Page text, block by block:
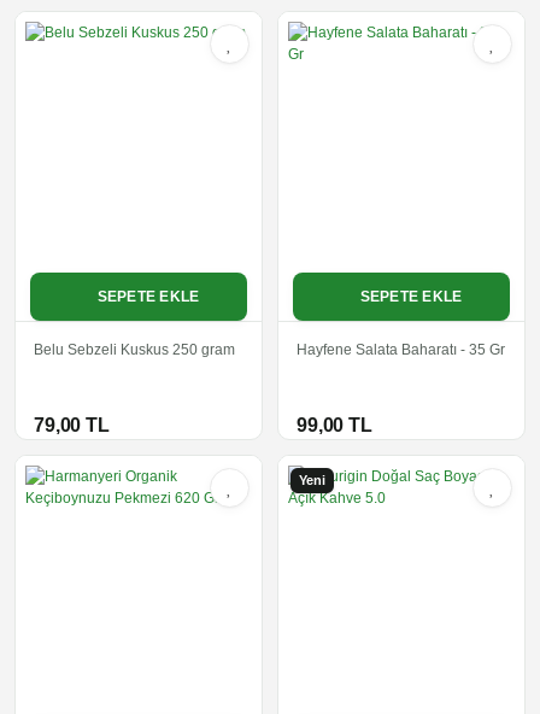
SEPETE EKLE
Belu Sebzeli Kuskus 250 gram
79,00 TL
SEPETE EKLE
Hayfene Salata Baharatı - 35 Gr
99,00 TL
Yeni